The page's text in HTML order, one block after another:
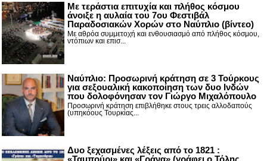
Με τεράστια επιτυχία και πλήθος κόσμου
άνοιξε η αυλαία του 7ου Φεστιβάλ
Παραδοσιακών Χορών στο Ναύπλιο (βίντεο)
Με αθρόα συμμετοχή και ενθουσιασμό από πλήθος κόσμου,
ντόπιων και επισ...
Ναύπλιο: Προσωρινή κράτηση σε 3 Τούρκους
για σεξουαλική κακοποίηση των δυο Ινδών
που δολοφόνησαν τον Γιώργο Μιχαλόπουλο
Προσωρινή κράτηση επιβλήθηκε στους τρεις αλλοδαπούς
(υπηκόους Τουρκίας...
Δυο ξεχασμένες λέξεις από το 1821 :
«Ταμπούρι» και «Γράνα» (γράφει ο Τόλης